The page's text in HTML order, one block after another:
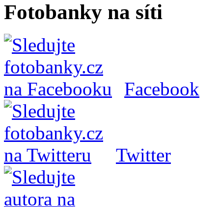
Fotobanky na síti
Facebook
Twitter